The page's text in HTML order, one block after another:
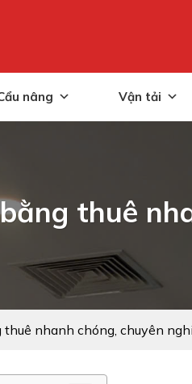
nâng Vận tải
thuê
nhanh chóng, chuyên